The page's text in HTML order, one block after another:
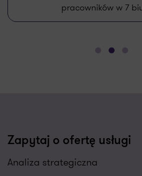
zadowolonych klientów
Zapytaj o ofertę usługi
Analiza strategiczna